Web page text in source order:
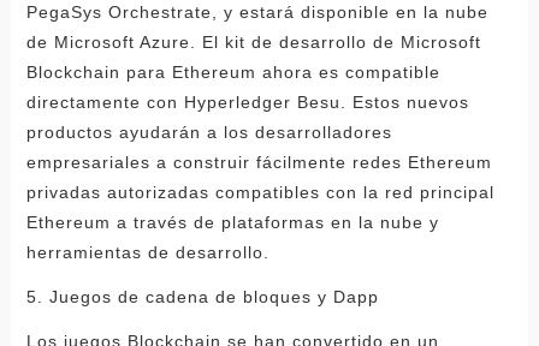
PegaSys Orchestrate, y estará disponible en la nube
de Microsoft Azure. El kit de desarrollo de Microsoft
Blockchain para Ethereum ahora es compatible
directamente con Hyperledger Besu. Estos nuevos
productos ayudarán a los desarrolladores
empresariales a construir fácilmente redes Ethereum
privadas autorizadas compatibles con la red principal
Ethereum a través de plataformas en la nube y
herramientas de desarrollo.
5. Juegos de cadena de bloques y Dapp
Los juegos Blockchain se han convertido en un